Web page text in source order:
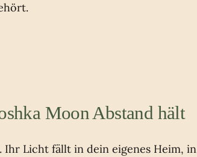
Moon Abstand hält
Licht fällt in dein eigenes Heim, in